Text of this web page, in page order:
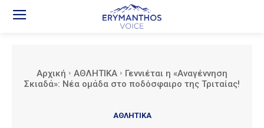
Αρχική ΑΘΛΗΤΙΚΑ
Γεννιέται η «Αναγέννηση
Σκιαδά»: Νέα ομάδα στο ποδόσφαιρο της Τριταίας!
ΑΘΛΗΤΙΚΑ